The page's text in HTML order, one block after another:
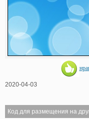
2020-04-03
Код для размещения на